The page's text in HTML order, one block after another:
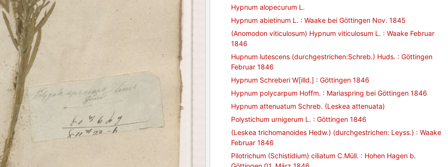
Hypnum alopecurum L.
Hypnum abietinum L. : Waake bei Göttingen Nov. 1845
(Anomodon viticulosum) Hypnum viticulosum L. : Waake Februar
1846
Hupnum lutescens (durchgestrichen:Schreb.) Huds. : Göttingen
Februar 1846
Hypnum Schreberi W[illd.] : Göttingen 1846
Hypnum polycarpum Hoffm. : Mariaspring bei Göttingen 1846
Hypnum attenuatum Schreb. (Leskea attenuata)
Polystichum urnigerum L. : Göttingen 1846
(Leskea trichomanoides Hedw.) (durchgestrichen: Leyss.) : Waake
Februar 1846
Pilotrichum (Schistidium) ciliatum C.Müll. : Hohen Hagen b.